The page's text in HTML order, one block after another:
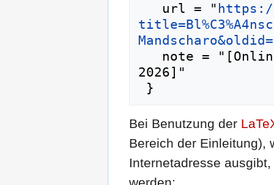
   url = "
https://
2026]"
Bei Benutzung der
Bereich der Einleitung),
Internetadresse